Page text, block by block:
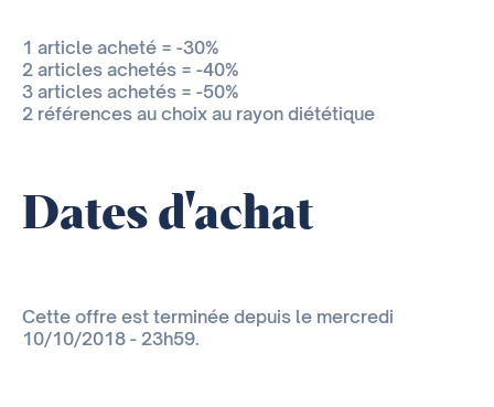
1 article acheté = -30%
2 articles achetés = -40%
3 articles achetés = -50%
2 références au choix au rayon diététique
Dates d'achat
Cette offre est terminée depuis le mercredi
10/10/2018 - 23h59.